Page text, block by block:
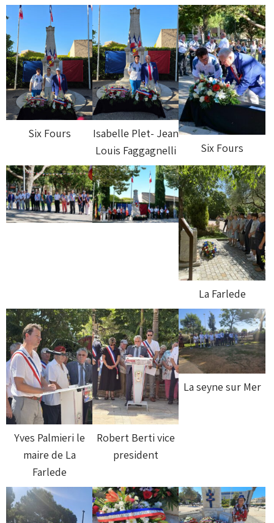
Six Fours
Isabelle Plet- Jean
Louis Faggagnelli
Six Fours
La Farlede
Yves Palmieri le
maire de La
Farlede
Robert Berti vice
president
La seyne sur Mer